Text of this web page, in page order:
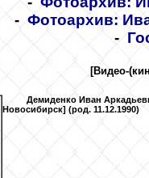
- Фотоархив:
-
[Видео-
Демиденко Иван
Новосибирск] (род. 11.12.1990)